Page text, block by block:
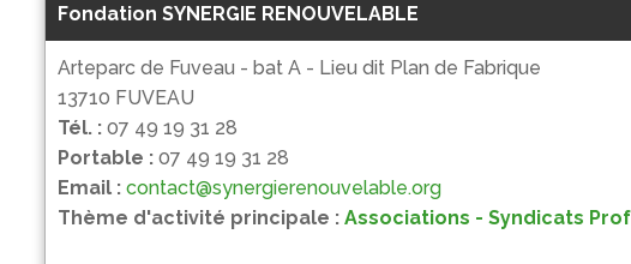
Fondation SYNERGIE RENOUVELABLE
Arteparc de Fuveau - bat A - Lieu dit Plan de Fabrique
13710 FUVEAU
Tél. : 07 49 19 31 28
Portable : 07 49 19 31 28
Email : contact@synergierenouvelable.org
Thème d'activité principale : Associations - Syndicats